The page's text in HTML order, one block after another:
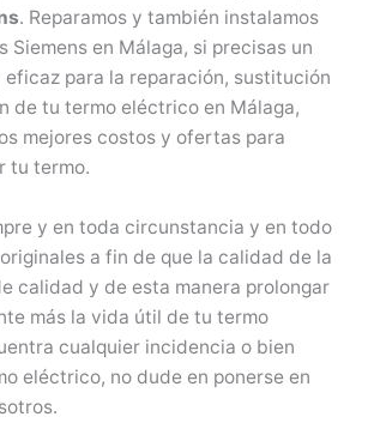
. Reparamos y también instalamos
Siemens en Málaga, si precisas un
para la reparación, sustitución
de tu termo eléctrico en Málaga,
mejores costos y ofertas para
tu termo.
y en toda circunstancia y en todo
a fin de que la calidad de la
calidad y de esta manera prolongar
más la vida útil de tu termo
cualquier incidencia o bien
eléctrico, no dude en ponerse en